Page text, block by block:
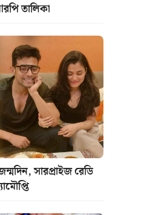
তালিকা
সারপ্রাইজ রেডি